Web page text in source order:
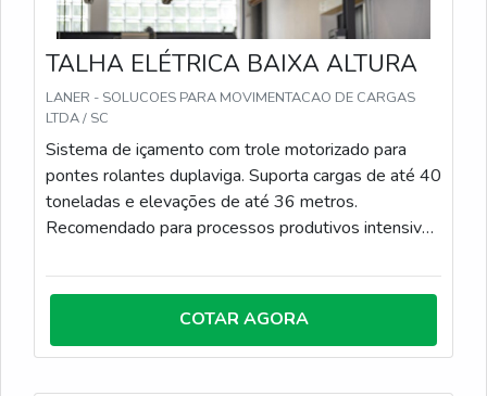
TALHA ELÉTRICA BAIXA ALTURA
LANER - SOLUCOES PARA MOVIMENTACAO DE CARGAS
LTDA / SC
Sistema de içamento com trole motorizado para
pontes rolantes duplaviga. Suporta cargas de até 40
toneladas e elevações de até 36 metros.
Recomendado para processos produtivos intensivos
talha possui os seguintes itens de série: ✔ Talha e
elevação; ✔ Inversor de frequência na direção; ✔
Contator na elevação; ✔ Protetor térmico nos
COTAR AGORA